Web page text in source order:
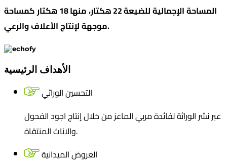
المساحةالإجماليةللضيعة هكتار،منها هكتاركمساحة
موجهةلإنتاجالأعلافوالرعي .
الأهداف الرئيسية
التحسين الوراثي
عبر نشر الوراثة لفائدة مربي الماعز من خلال إنتاج اجود الفحول
والاناث المنتقاة.
العروض الميدانية